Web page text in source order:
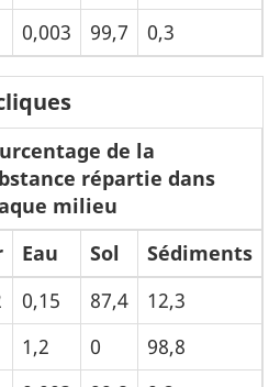
0,003 99,7 0,3
de la
répartie dans
milieu
Eau Sol
Sédiments
0,15 87,4
12,3
1,2 0
98,8